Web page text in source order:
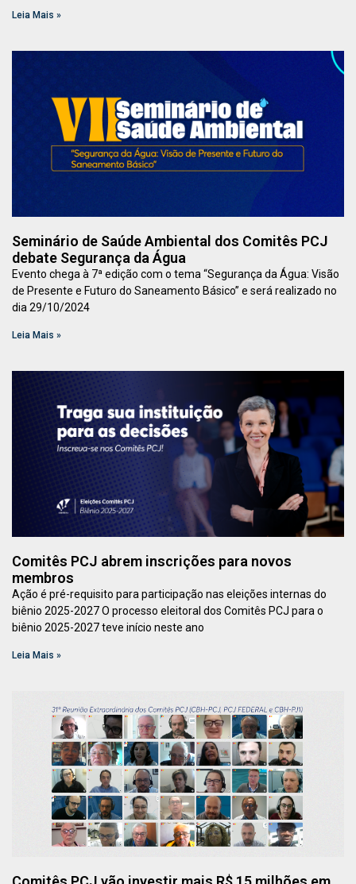
Leia Mais »
Seminário de Saúde Ambiental dos Comitês PCJ
debate Segurança da Água
Evento chega à 7ª edição com o tema “Segurança da Água: Visão
de Presente e Futuro do Saneamento Básico” e será realizado no
dia 29/10/2024
Leia Mais »
Comitês PCJ abrem inscrições para novos
membros
Ação é pré-requisito para participação nas eleições internas do
biênio 2025-2027 O processo eleitoral dos Comitês PCJ para o
biênio 2025-2027 teve início neste ano
Leia Mais »